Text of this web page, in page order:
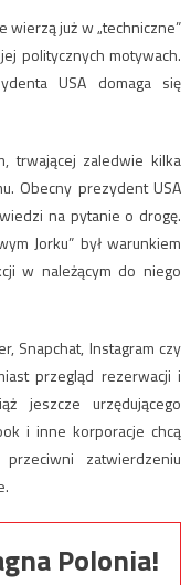
wierzą już w „techniczne”
politycznych motywach.
USA domaga się
trwającej zaledwie kilka
Obecny prezydent USA
na pytanie o drogę.
Jorku” był warunkiem
w należącym do niego
Snapchat, Instagram czy
przegląd rezerwacji i
jeszcze urzędującego
i inne korporacje chcą
zatwierdzeniu
Polonia!